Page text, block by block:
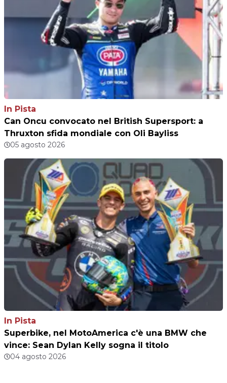
In Pista
Can Oncu convocato nel British Supersport: a
Thruxton sfida mondiale con Oli Bayliss
05 agosto 2026
In Pista
Superbike, nel MotoAmerica c'è una BMW che
vince: Sean Dylan Kelly sogna il titolo
04 agosto 2026